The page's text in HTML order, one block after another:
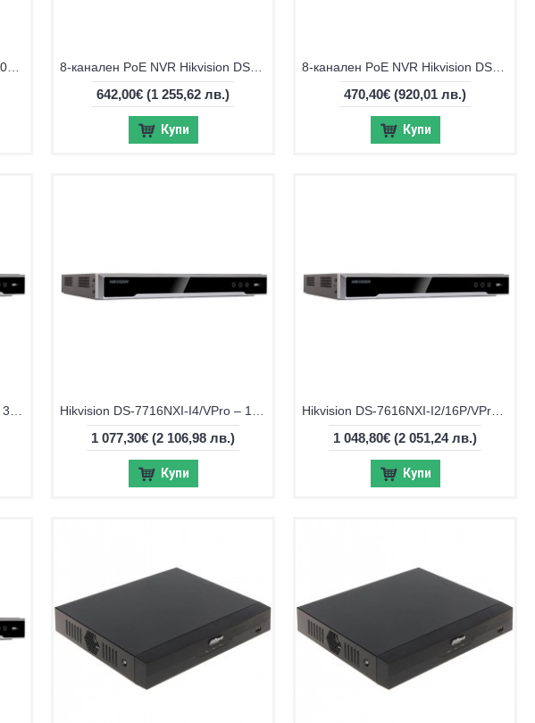
642,00€ (1 255,62 лв.)
Купи
470,40€ (920,01 лв.)
Купи
1 077,30€ (2 106,98 лв.)
Купи
1 048,80€ (2 051,24 лв.)
Купи